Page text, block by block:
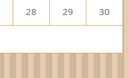
28 29 30